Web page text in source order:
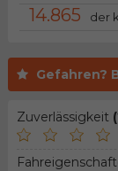
Gefahren?
Zuverlässigkeit
14.865 der